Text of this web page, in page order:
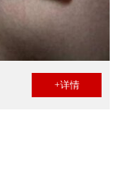
+详情